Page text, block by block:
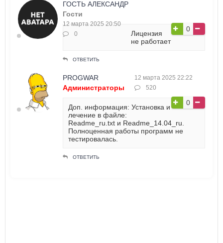
ГОСТЬ АЛЕКСАНДР
Гости
12 марта 2025 20:50
0
0
Лицензия
не работает
ОТВЕТИТЬ
PROGWAR
Администраторы
12 марта 2025 22:22
520
0
Доп. информация: Установка и
лечение в файле:
Readme_ru.txt и Readme_14.04_ru.
Полноценная работы программ не
тестировалась.
ОТВЕТИТЬ